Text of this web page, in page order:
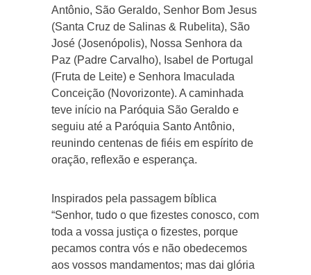
Antônio, São Geraldo, Senhor Bom Jesus
(Santa Cruz de Salinas & Rubelita), São
José (Josenópolis), Nossa Senhora da
Paz (Padre Carvalho), Isabel de Portugal
(Fruta de Leite) e Senhora Imaculada
Conceição (Novorizonte). A caminhada
teve início na Paróquia São Geraldo e
seguiu até a Paróquia Santo Antônio,
reunindo centenas de fiéis em espírito de
oração, reflexão e esperança.
Inspirados pela passagem bíblica
“Senhor, tudo o que fizestes conosco, com
toda a vossa justiça o fizestes, porque
pecamos contra vós e não obedecemos
aos vossos mandamentos; mas dai glória